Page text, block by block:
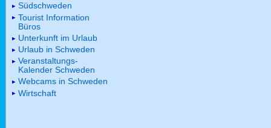
Südschweden
Tourist Information
Büros
Unterkunft im Urlaub
Urlaub in Schweden
Veranstaltungs-
Kalender Schweden
Webcams in Schweden
Wirtschaft